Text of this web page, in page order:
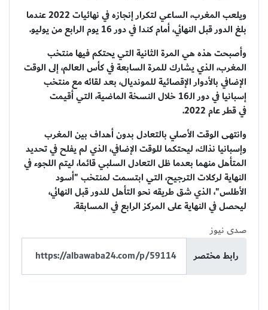
ويلعب المغرب، الساعي لتكرار إنجازه في نهائيات 2022 عندما
بلغ الدور قبل النهائي، أمام كندا في دور 16 يوم الرابع من يوليو.
وأصبحت هذه هي المرة الثانية التي يحتكم فيها منتخب
المغرب، الذي يشارك للمرة السابعة في كأس العالم، إلى الوقت
الإضافي بالأدوار الإقصائية للمونديال، بعد لقائه مع منتخب
إسبانيا في دور الـ16 خلال النسخة الماضية، التي أقيمت
في قطر عام 2022.
وانتهى الوقت الأصلي بالتعادل بدون أهداف بين المغرب
وإسبانيا نذاك، ليحتكما للوقت الإضافي، الذي لم يفلح في تحديد
المتأهل منهما بعدما ظل التعادل السلبي قائما، ليتم اللجوء في
النهاية لركلات الترجيح، التي ابتسمت لمنتخب "أسود
الأطلس"، الذي شق طريقه نحو التأهل للدور قبل النهائي،
ليحصل في النهاية على المركز الرابع في المسابقة.
صدى نيوز
رابط مختصر